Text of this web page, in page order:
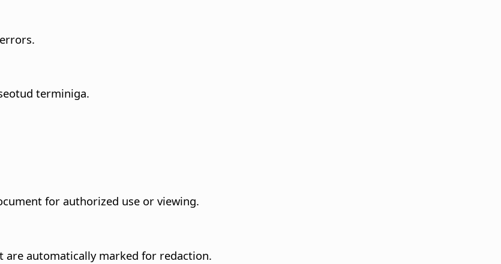
terminiga.
for authorized use or viewing.
automatically marked for redaction.